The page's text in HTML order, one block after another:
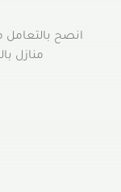
انصح
منازل